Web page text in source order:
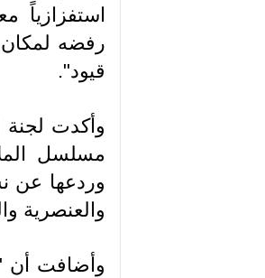
رفضه
قيود".
وأكدت لجنة
مسلسل
وردعها عن
والعنصرية
وأضافت أن